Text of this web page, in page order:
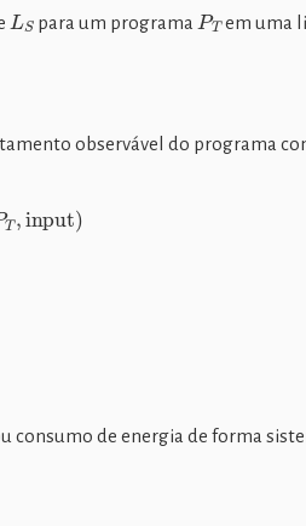
LS para um programa PT em uma
observável do programa
)
consumo de energia de forma